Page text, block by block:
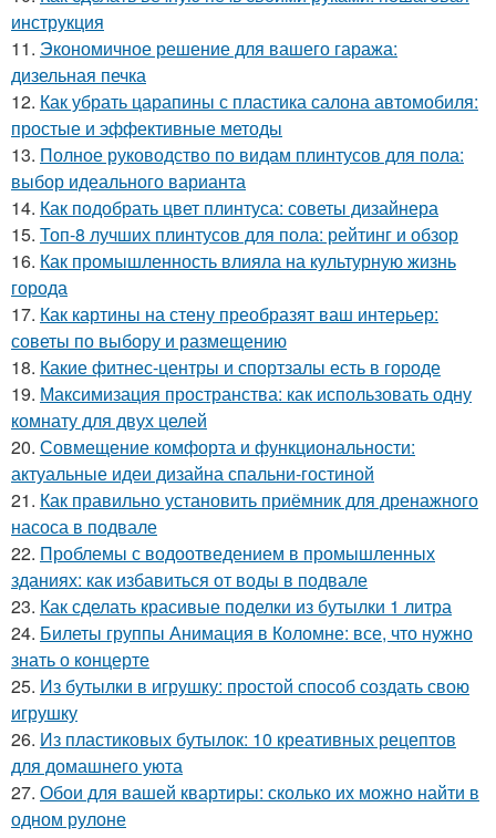
инструкция
11. Экономичное решение для вашего гаража:
дизельная печка
12. Как убрать царапины с пластика салона автомобиля:
простые и эффективные методы
13. Полное руководство по видам плинтусов для пола:
выбор идеального варианта
14. Как подобрать цвет плинтуса: советы дизайнера
15. Топ-8 лучших плинтусов для пола: рейтинг и обзор
16. Как промышленность влияла на культурную жизнь
города
17. Как картины на стену преобразят ваш интерьер:
советы по выбору и размещению
18. Какие фитнес-центры и спортзалы есть в городе
19. Максимизация пространства: как использовать одну
комнату для двух целей
20. Совмещение комфорта и функциональности:
актуальные идеи дизайна спальни-гостиной
21. Как правильно установить приёмник для дренажного
насоса в подвале
22. Проблемы с водоотведением в промышленных
зданиях: как избавиться от воды в подвале
23. Как сделать красивые поделки из бутылки 1 литра
24. Билеты группы Анимация в Коломне: все, что нужно
знать о концерте
25. Из бутылки в игрушку: простой способ создать свою
игрушку
26. Из пластиковых бутылок: 10 креативных рецептов
для домашнего уюта
27. Обои для вашей квартиры: сколько их можно найти в
одном рулоне